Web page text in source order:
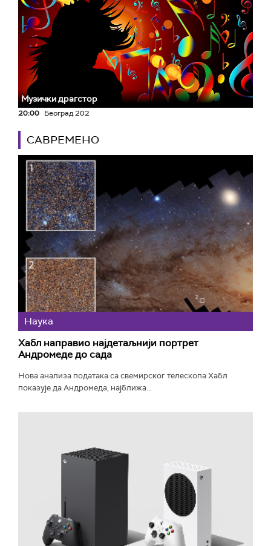
Музички драгстор
20:00 Београд 202
САВРЕМЕНО
Наука
Хабл направио најдетаљнији портрет
Андромеде до сада
Нова анализа података са свемирског телескопа Хабл
показује да Андромеда, најближа...